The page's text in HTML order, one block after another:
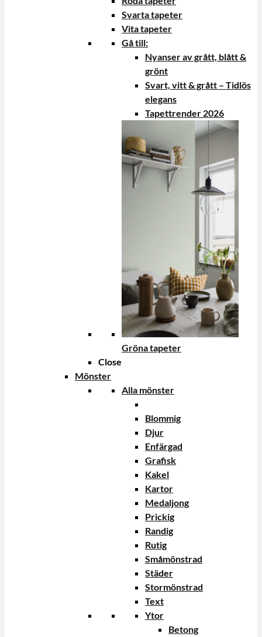
Svarta tapeter
Vita tapeter
Gå till:
Nyanser av grått, blått &
grönt
Svart, vitt & grått – Tidlös
elegans
Tapettrender 2026
Gröna tapeter
Close
Mönster
Alla mönster
Blommig
Djur
Enfärgad
Grafisk
Kakel
Kartor
Medaljong
Prickig
Randig
Rutig
Småmönstrad
Städer
Stormönstrad
Text
Ytor
Betong